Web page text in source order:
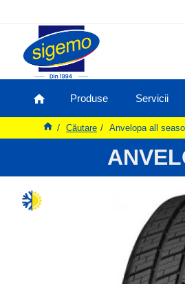
Produse Servicii
Căutare Anvelopa all